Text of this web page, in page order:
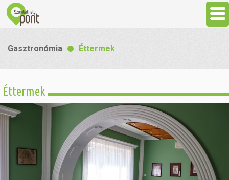
Látnivalók
Gasztronómia
Szállás
Gasztronómia Éttermek
Éttermek